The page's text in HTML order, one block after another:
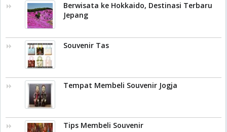
Berwisata ke Hokkaido, Destinasi Terbaru
Jepang
Souvenir Tas
Tempat Membeli Souvenir Jogja
Tips Membeli Souvenir